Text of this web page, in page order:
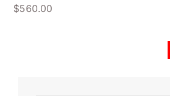
$560.00